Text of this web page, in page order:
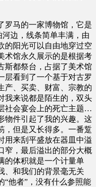
马的一家博物馆，它是
河边，线条简单丰满，由
的阳光可以自由地穿过空
术馆永久展示的是根据考
斯都祭台，占据了美术馆
层看到了一个基于对古罗
产、买卖、财富、宗教的
我来说都是陌生的，双头
社会宴会上的死亡主题…
物件引起了我的兴趣。这
，但是又长得多。一番踅
用来刮平盛放在器皿中溢
窄，最后溢出的部分大概
的体积就是一个计量单
、和我们的背景毫无关
“他者”，没有什么参照能